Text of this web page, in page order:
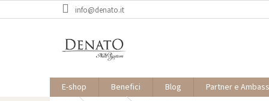
al
info@denato.it
E-shop Benefici Blog Partner e